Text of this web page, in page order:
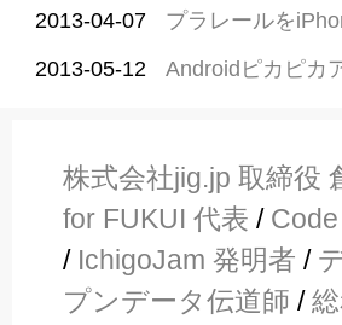
2013-04-07 プラレールを
2013-05-12 Androidピカピカ
株式会社jig.jp 取締役
for FUKUI 代表 /
/ IchigoJam 発明者 /
プンデータ伝道師 /